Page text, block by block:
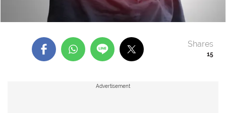
15
Shares
Advertisement